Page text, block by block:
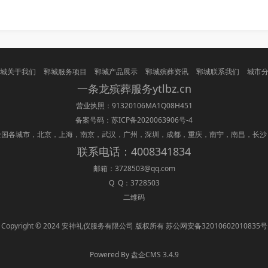
关于我们 郓城服务项目 郓城产品展示 郓城殡葬资讯 郓城联系我们 城市
一条龙殡葬服务ytlbz.cn
营业执照：91320106MA1Q08H451
备案号码： 苏ICP备2020063906号-4
各城市，北京，上海，南京，武汉，广州，深圳，成都，重庆，南宁，南昌，长
联系电话：4008341834
邮箱：3728503@qq.com
Q Q：3728503
二维码
Copyright © 2024 安神礼仪服务有限公司 版权所有 苏公网安备32010602010835号
Powered By 盘企CMS 3.4.9
盘企CMS